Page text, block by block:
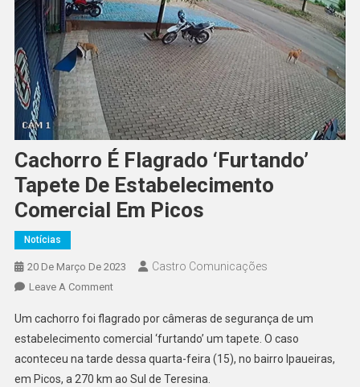
Cachorro É Flagrado ‘furtando’
Tapete De Estabelecimento
Comercial Em Picos
Notícias
20 De Março De 2023 Castro Comunicações
Leave A Comment
Um cachorro foi flagrado por câmeras de segurança de um
estabelecimento comercial ‘furtando’ um tapete. O caso
aconteceu na tarde dessa quarta-feira (15), no bairro Ipaueiras,
em Picos, a 270 km ao Sul de Teresina.